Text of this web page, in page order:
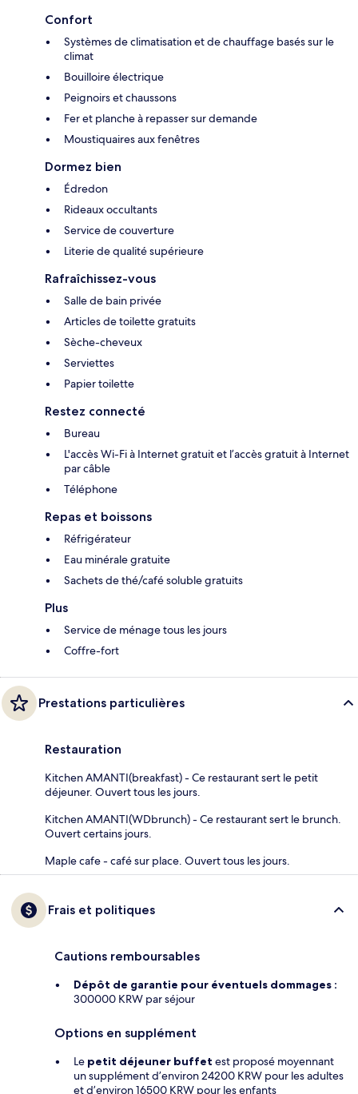
Confort
Systèmes de climatisation et de chauffage basés sur le
climat
Bouilloire électrique
Peignoirs et chaussons
Fer et planche à repasser sur demande
Moustiquaires aux fenêtres
Dormez bien
Édredon
Rideaux occultants
Service de couverture
Literie de qualité supérieure
Rafraîchissez-vous
Salle de bain privée
Articles de toilette gratuits
Sèche-cheveux
Serviettes
Papier toilette
Restez connecté
Bureau
L'accès Wi-Fi à Internet gratuit et l’accès gratuit à Internet
par câble
Téléphone
Repas et boissons
Réfrigérateur
Eau minérale gratuite
Sachets de thé/café soluble gratuits
Plus
Service de ménage tous les jours
Coffre-fort
Prestations particulières
Restauration
Kitchen AMANTI(breakfast) - Ce restaurant sert le petit
déjeuner. Ouvert tous les jours.
Kitchen AMANTI(WDbrunch) - Ce restaurant sert le brunch.
Ouvert certains jours.
Maple cafe - café sur place. Ouvert tous les jours.
Frais et politiques
Cautions remboursables
Dépôt de garantie pour éventuels dommages :
300000 KRW par séjour
Options en supplément
Le petit déjeuner buffet est proposé moyennant
un supplément d’environ 24200 KRW pour les adultes
et d’environ 16500 KRW pour les enfants